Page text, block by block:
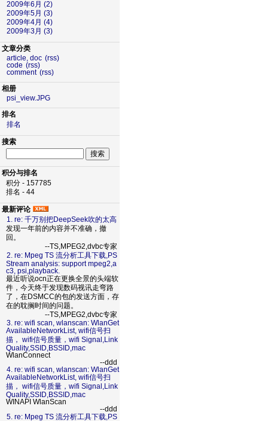
2009年6月 (2)
2009年5月 (3)
2009年4月 (4)
2009年3月 (3)
文章分类
article, doc (rss)
code (rss)
comment (rss)
相册
psi_view.JPG
排名
排名
搜索
积分与排名
积分 - 157785
排名 - 44
最新评论
1. re: 千万别把DeepSeek吹的太高
发现一年前的内容并不准确，撤
回。
--TS,MPEG2,dvbc专家
2. re: Mpeg TS 流分析工具下载,PS
Stream analysis: support mpeg2,a
c3, psi,playback.
最近听说ocn正在更换全景的头端软
件，今天终于发现数码视讯走弯路
了，在DSMCC的包的发送方面，存
在的耽搁时间的问题。
--TS,MPEG2,dvbc专家
3. re: wifi scan, wlanscan: WlanGet
AvailableNetworkList, wifi信号扫
描， wifi信号质量，wifi Signal,Link
Quality,SSID,BSSID,mac
WlanConnect
--ddd
4. re: wifi scan, wlanscan: WlanGet
AvailableNetworkList, wifi信号扫
描， wifi信号质量，wifi Signal,Link
Quality,SSID,BSSID,mac
WINAPI WlanScan
--ddd
5. re: Mpeg TS 流分析工具下载,PS